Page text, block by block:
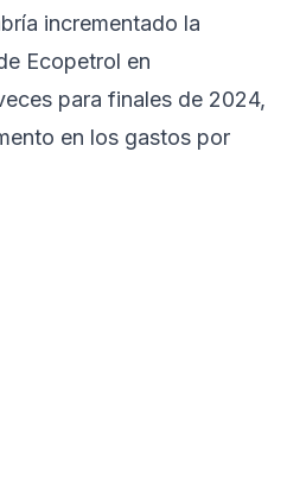
incrementado la
Ecopetrol en
para finales de 2024,
en los gastos por